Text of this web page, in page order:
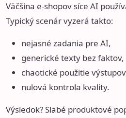
Väčšina e-shopov síce AI
Typický scenár vyzerá takto:
nejasné zadania pre AI,
generické texty bez faktov,
chaotické použitie
nulová kontrola kvality.
Výsledok? Slabé produktové